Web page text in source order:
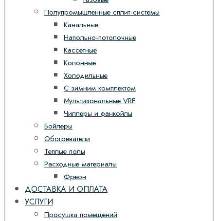
Полупромышленные сплит-системы
Канальные
Напольно-потолочные
Кассетные
Колонные
Холодильные
С зимним комплектом
Мультизональные VRF
Чиллеры и фанкойлы
Бойлеры
Обогреватели
Теплые полы
Расходные материалы
Фреон
ДОСТАВКА И ОПЛАТА
УСЛУГИ
Просушка помещений